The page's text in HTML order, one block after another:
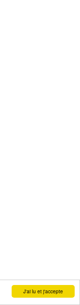
J'ai lu et j'accepte